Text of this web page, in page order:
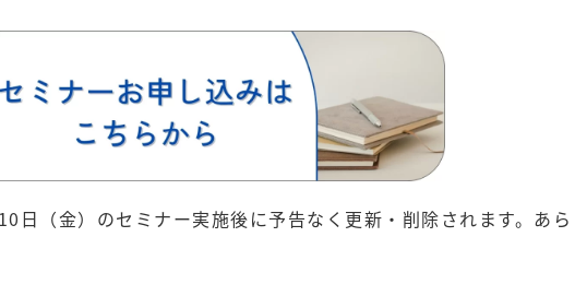
（金）のセミナー実施後に予告なく更新・削除されます。あら